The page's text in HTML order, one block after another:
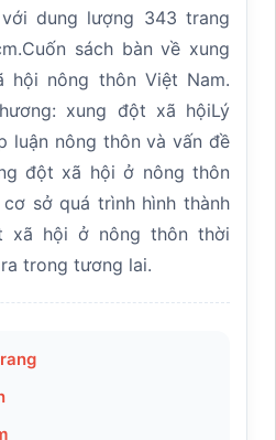
dung lượng 343 trang
sách bàn về xung
nông thôn Việt Nam.
xung đột xã hộiLý
luận nông thôn và vấn đề
đột xã hội ở nông thôn
sở quá trình hình thành
xã hội ở nông thôn thời
trong tương lai.